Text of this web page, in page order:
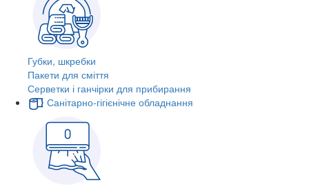
Губки, шкребки
Пакети для сміття
Серветки і ганчірки для прибирання
Санітарно-гігієнічне обладнання